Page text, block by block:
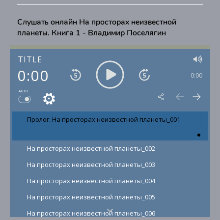
Слушать онлайн На просторах неизвестной
планеты. Книга 1 - Владимир Поселягин
TITLE
0:00 0:00
AUTO
Пролог. На просторах неизвестной планеты_001
На просторах неизвестной планеты_002
На просторах неизвестной планеты_003
На просторах неизвестной планеты_004
На просторах неизвестной планеты_005
На просторах неизвестной планеты_006